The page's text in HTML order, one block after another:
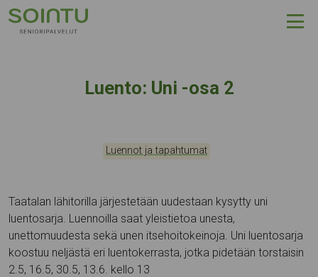
Hyppää sisältöön
Luento: Uni -osa 2
Tapahtumapaikka:
Kategoriat:
Luennot ja tapahtumat
Taatalan lähitorilla järjestetään uudestaan kysytty uni
luentosarja. Luennoilla saat yleistietoa unesta,
unettomuudesta sekä unen itsehoitokeinoja. Uni luentosarja
koostuu neljästä eri luentokerrasta, jotka pidetään torstaisin
2.5, 16.5, 30.5, 13.6. kello 13